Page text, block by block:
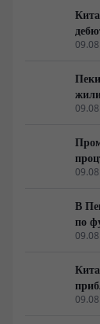
върху
складове
твърдата
В
по